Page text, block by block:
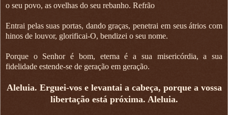
o seu povo, as ovelhas do seu rebanho. Refrão
Entrai pelas suas portas, dando graças, penetrai em seus átrios com
hinos de louvor, glorificai-O, bendizei o seu nome.
Porque o Senhor é bom, eterna é a sua misericórdia, a sua
fidelidade estende-se de geração em geração.
Aleluia. Erguei-vos e levantai a cabeça, porque a vossa
libertação está próxima. Aleluia.